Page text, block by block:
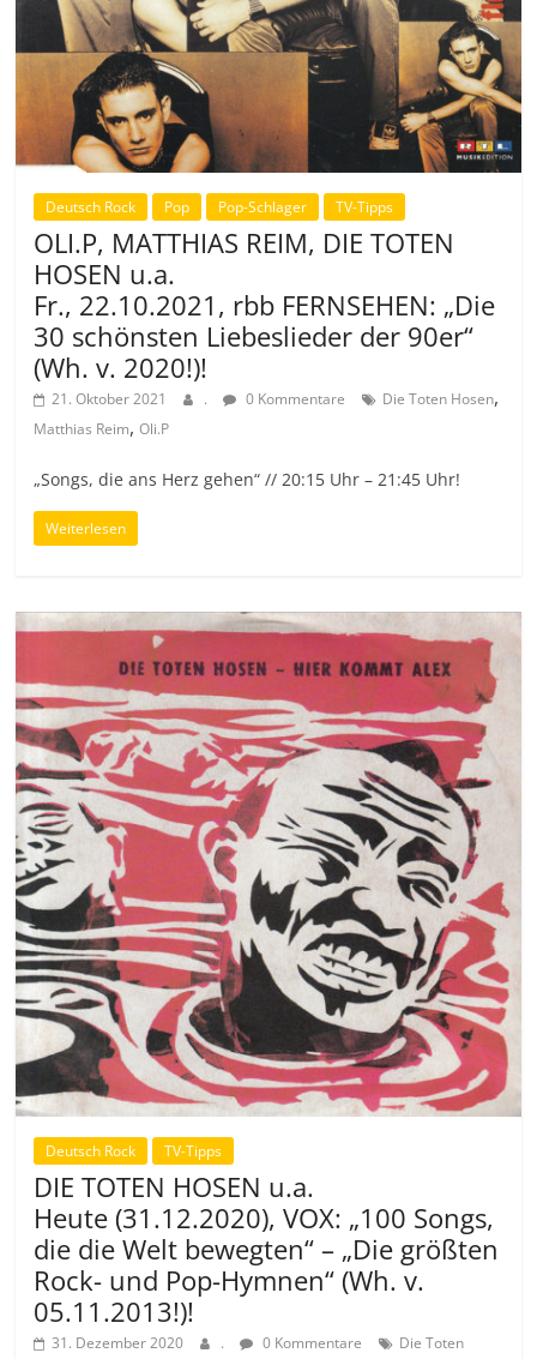
Deutsch Rock Pop Pop-Schlager TV-Tipps
OLI.P, MATTHIAS REIM, DIE TOTEN
HOSEN u.a.
Fr., 22.10.2021, rbb FERNSEHEN: „Die
30 schönsten Liebeslieder der 90er“
(Wh. v. 2020!)!
21. Oktober 2021 . 0 Kommentare Die Toten Hosen,
Matthias Reim,Oli.P
„Songs, die ans Herz gehen“ // 20:15 Uhr – 21:45 Uhr!
Weiterlesen
Deutsch Rock TV-Tipps
DIE TOTEN HOSEN u.a.
Heute (31.12.2020), VOX: „100 Songs,
die die Welt bewegten“ – „Die größten
Rock- und Pop-Hymnen“ (Wh. v.
05.11.2013!)!
31. Dezember 2020 . 0 Kommentare
Die Toten